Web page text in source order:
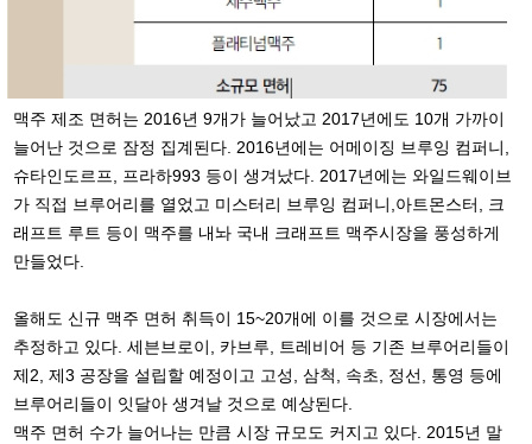
맥주 제조 면허는 2016년 9개가 늘어났고 2017년에도 10개 가까이
늘어난 것으로 잠정 집계된다. 2016년에는 어메이징 브루잉 컴퍼니,
슈타인도르프, 프라하993 등이 생겨났다. 2017년에는 와일드웨이브
가 직접 브루어리를 열었고 미스터리 브루잉 컴퍼니,아트몬스터, 크
래프트 루트 등이 맥주를 내놔 국내 크래프트 맥주시장을 풍성하게
만들었다.
올해도 신규 맥주 면허 취득이 15~20개에 이를 것으로 시장에서는
추정하고 있다. 세븐브로이, 카브루, 트레비어 등 기존 브루어리들이
제2, 제3 공장을 설립할 예정이고 고성, 삼척, 속초, 정선, 통영 등에
브루어리들이 잇달아 생겨날 것으로 예상된다.
맥주 면허 수가 늘어나는 만큼 시장 규모도 커지고 있다. 2015년 말